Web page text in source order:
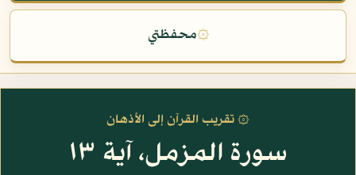
۞محفظتي
۞ تقريب القرآن إلى الأذهان
سورة المزمل، آية ١٣